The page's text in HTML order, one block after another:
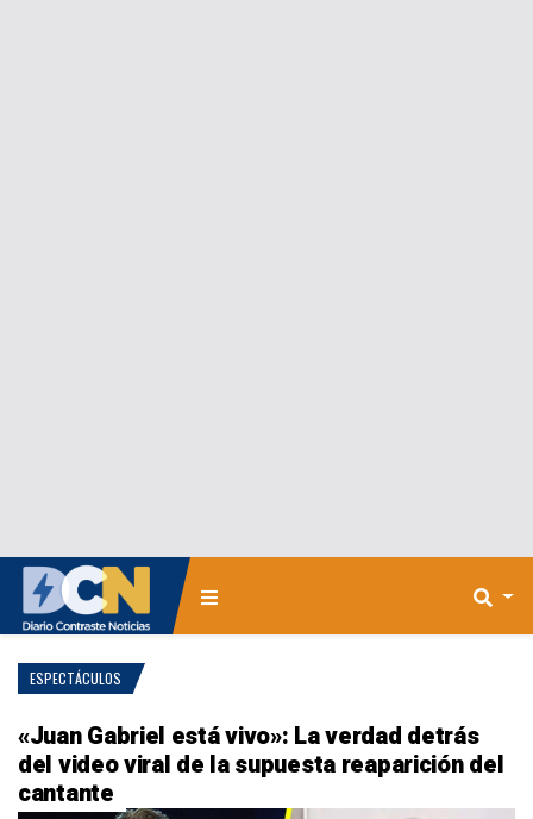
ESPECTÁCULOS
«Juan Gabriel está vivo»: La verdad detrás
del video viral de la supuesta reaparición del
cantante